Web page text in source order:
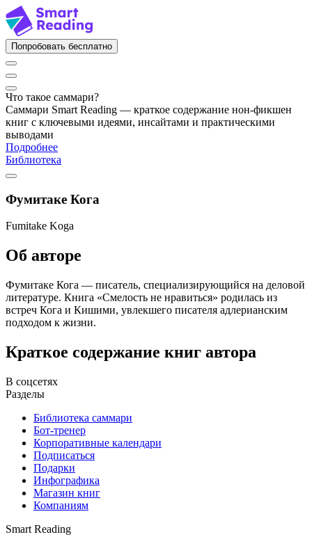
Попробовать бесплатно
Что такое саммари?
Саммари Smart Reading — краткое содержание нон-фикшен
книг с ключевыми идеями, инсайтами и практическими
выводами
Подробнее
Библиотека
Фумитаке Кога
Fumitake Koga
Об авторе
Фумитаке Кога — писатель, специализирующийся на деловой
литературе. Книга «Смелость не нравиться» родилась из
встреч Кога и Кишими, увлекшего писателя адлерианским
подходом к жизни.
Краткое содержание книг автора
В соцсетях
Разделы
Библиотека саммари
Бот-тренер
Корпоративные календари
Подписаться
Подарки
Инфографика
Магазин книг
Компаниям
Smart Reading